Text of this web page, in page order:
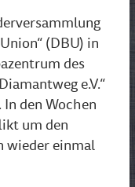
(DBU) in
des
e.V.“
den Wochen
um den
wieder einmal